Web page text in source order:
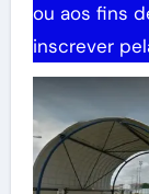
ou aos fins
inscrever